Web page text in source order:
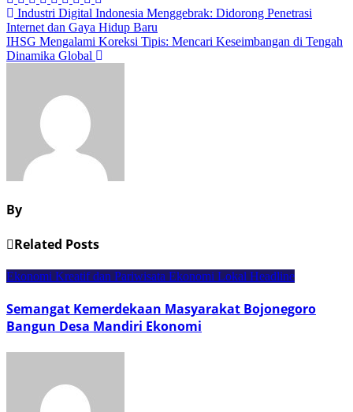
Navigasi
pos
Industri Digital Indonesia Menggebrak: Didorong Penetrasi
Internet dan Gaya Hidup Baru
IHSG Mengalami Koreksi Tipis: Mencari Keseimbangan di Tengah
Dinamika Global
By
Related Posts
Ekonomi Kreatif dan Pariwisata Ekonomi Lokal Headline
Semangat Kemerdekaan Masyarakat Bojonegoro
Bangun Desa Mandiri Ekonomi